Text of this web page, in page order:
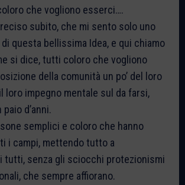
che vogliono esserci….
subito, che mi sento solo uno
questa bellissima Idea, e qui chiamo
si dice, tutti coloro che vogliono
della comunità un po’ del loro
loro impegno mentale sul da farsi,
d’anni.
semplici e coloro che hanno
i campi, mettendo tutto a
tutti, senza gli sciocchi protezionismi
che sempre affiorano.